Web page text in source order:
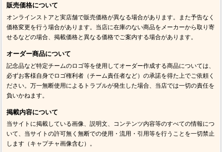
販売価格について
オンラインストアと実店舗で販売価格が異なる場合があります。また予告なく
価格変更を行う場合があります。当店に在庫のない商品をメーカーから取り寄
せるなどの場合、掲載価格と異なる価格でご案内する場合があります。
オーダー商品について
記念品など特定チームのロゴ等を使用してオーダー作成する商品については、
必ずお客様自身でロゴ権利者（チーム責任者など）の承諾を得た上でご依頼く
ださい。万一無断使用によるトラブルが発生した場合、当店では一切の責任を
負いかねます。
掲載内容について
当サイトに掲載している画像、説明文、コンテンツ内容等のすべての情報につ
いて、当サイトの許可無く無断での使用・流用・引用等を行うことを一切禁止
します（キャプチャ画像含む）。